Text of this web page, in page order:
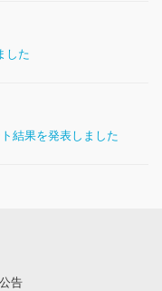
した
結果を発表しました
告